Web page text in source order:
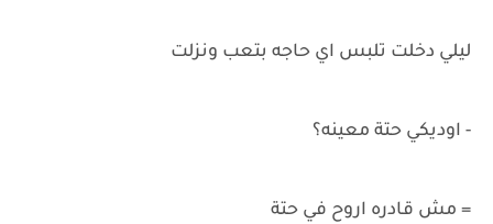
ليلي دخلت تلبس اي حاجه بتعب ونزلت
- اوديكي حتة معينه؟
= مش قادره اروح في حتة